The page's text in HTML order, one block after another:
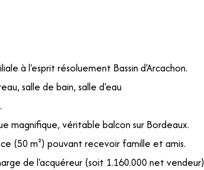
à l'esprit résoluement Bassin d'Arcachon.
salle de bain, salle d'eau
magnifique, véritable balcon sur Bordeaux.
(50 m²) pouvant recevoir famille et amis.
de l'acquéreur (soit 1.160.000 net vendeur)